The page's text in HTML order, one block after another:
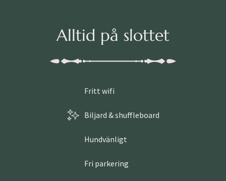
Alltid på slottet
Fritt wifi
Biljard & shuffleboard
Hundvänligt
Fri parkering